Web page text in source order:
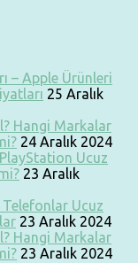
– Apple Ürünleri
25 Aralık
Hangi Markalar
24 Aralık 2024
Ucuz
23 Aralık
Telefonlar Ucuz
23 Aralık 2024
Hangi Markalar
23 Aralık 2024